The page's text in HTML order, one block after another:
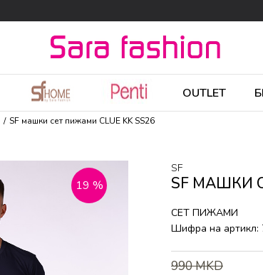
OUTLET
SF машки сет пижами CLUE KK SS26
19 %
SF
SF МАШКИ
СЕТ ПИЖАМИ
Шифра на артикл:
990MKD